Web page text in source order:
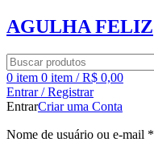
AGULHA FELIZ
0 item 0 item / R$ 0,00
Entrar / Registrar
EntrarCriar uma Conta
Nome de usuário ou e-mail *